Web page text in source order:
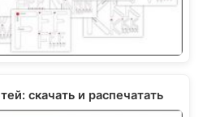
скачать и распечатать